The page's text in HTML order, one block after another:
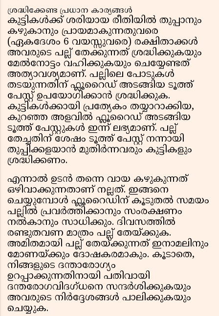
ശ്രദ്ധിക്കേണ്ട പ്രധാന കാര്യങ്ങൾ
കുട്ടികൾക്ക് ശരിയായ രീതിയിൽ തുപ്പാനും
കഴുകാനും പ്രായമാകുന്നതുവരെ
(ഏകദേശം 6 വയസ്സുവരെ) രക്ഷിതാക്കൾ
അവരുടെ പല്ല് തേക്കുന്നത് ശ്രദ്ധിക്കുകയും
മേൽനോട്ടം വഹിക്കുകയും ചെയ്യേണ്ടത്
അത്യാവശ്യമാണ്. പല്ലിലെ പോടുകൾ
തടയുന്നതിന് ഫ്ലൂറൈഡ് അടങ്ങിയ ടൂത്ത്
പേസ്റ്റ് ഉപയോഗിക്കാൻ ശ്രദ്ധിക്കുക.
കുട്ടികൾക്കായി പ്രത്യേകം തയ്യാറാക്കിയ,
കുറഞ്ഞ അളവിൽ ഫ്ലൂറൈഡ് അടങ്ങിയ
ടൂത്ത് പേസ്റ്റുകൾ ഇന്ന് ലഭ്യമാണ്. പല്ല്
തേച്ചതിന് ശേഷം ടൂത്ത് പേസ്റ്റ് നന്നായി
തുപ്പിക്കളയാൻ മുതിർന്നവരും കുട്ടികളും
ശ്രദ്ധിക്കണം.
എന്നാൽ ഉടൻ തന്നെ വായ കഴുകുന്നത്
ഒഴിവാക്കുന്നതാണ് നല്ലത്. ഇങ്ങനെ
ചെയ്യുമ്പോൾ ഫ്ലൂറൈഡിന് കൂടുതൽ സമയം
പല്ലിൽ പ്രവർത്തിക്കാനും സംരക്ഷണം
നൽകാനും സാധിക്കും. ദിവസത്തിൽ
രണ്ടുതവണ മാത്രം പല്ല് തേയ്ക്കുക.
അമിതമായി പല്ല് തേയ്ക്കുന്നത് ഇനാമലിനും
മോണയ്ക്കും ദോഷകരമാകും. കൂടാതെ,
നിങ്ങളുടെ ദന്താരോഗ്യം
ഉറപ്പാക്കുന്നതിനായി പതിവായി
ദന്തരോഗവിദഗ്ധനെ സന്ദർശിക്കുകയും
അവരുടെ നിർദ്ദേശങ്ങൾ പാലിക്കുകയും
ചെയ്യുക.